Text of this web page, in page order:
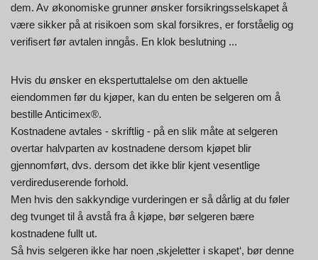
dem. Av økonomiske grunner ønsker forsikringsselskapet å
være sikker på at risikoen som skal forsikres, er forståelig og
verifisert før avtalen inngås. En klok beslutning ...
Hvis du ønsker en ekspertuttalelse om den aktuelle
eiendommen før du kjøper, kan du enten be selgeren om å
bestille Anticimex®.
Kostnadene avtales - skriftlig - på en slik måte at selgeren
overtar halvparten av kostnadene dersom kjøpet blir
gjennomført, dvs. dersom det ikke blir kjent vesentlige
verdireduserende forhold.
Men hvis den sakkyndige vurderingen er så dårlig at du føler
deg tvunget til å avstå fra å kjøpe, bør selgeren bære
kostnadene fullt ut.
Så hvis selgeren ikke har noen ‚skjeletter i skapet‘, bør denne